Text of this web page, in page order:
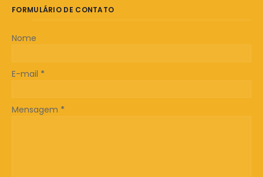
FORMULÁRIO DE CONTATO
Nome
E-mail *
Mensagem *